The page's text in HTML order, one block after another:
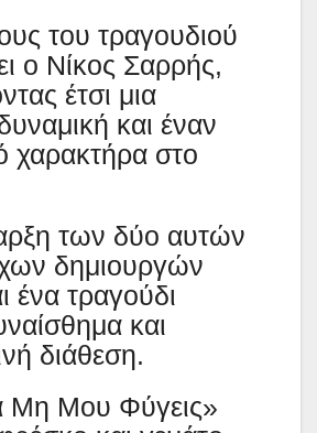
του τραγουδιού
ο Νίκος Σαρρής,
έτσι μια
δυναμική και έναν
χαρακτήρα στο
των δύο αυτών
δημιουργών
ένα τραγούδι
και
διάθεση.
Μη Μου Φύγεις»